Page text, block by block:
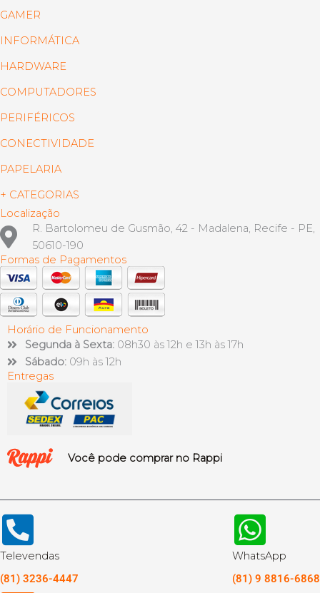
GAMER
INFORMÁTICA
HARDWARE
COMPUTADORES
PERIFÉRICOS
CONECTIVIDADE
PAPELARIA
+ CATEGORIAS
Localização
R. Bartolomeu de Gusmão, 42 - Madalena, Recife - PE,
50610-190
Formas de Pagamentos
Horário de Funcionamento
Segunda à Sexta: 08h30 às 12h e 13h às 17h
Sábado: 09h às 12h
Entregas
Você pode comprar no Rappi
Televendas
(81) 3236-4447
WhatsApp
(81) 9 8816-6868